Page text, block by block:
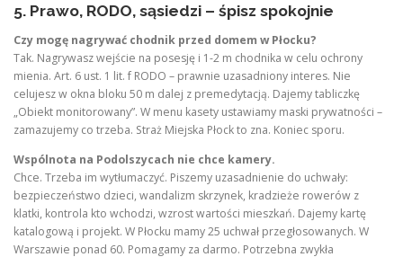
5. Prawo, RODO, sąsiedzi – śpisz spokojnie
Czy mogę nagrywać chodnik przed domem w Płocku?
Tak. Nagrywasz wejście na posesję i 1-2 m chodnika w celu ochrony
mienia. Art. 6 ust. 1 lit. f RODO – prawnie uzasadniony interes. Nie
celujesz w okna bloku 50 m dalej z premedytacją. Dajemy tabliczkę
„Obiekt monitorowany”. W menu kasety ustawiamy maski prywatności –
zamazujemy co trzeba. Straż Miejska Płock to zna. Koniec sporu.
Wspólnota na Podolszycach nie chce kamery.
Chce. Trzeba im wytłumaczyć. Piszemy uzasadnienie do uchwały:
bezpieczeństwo dzieci, wandalizm skrzynek, kradzieże rowerów z
klatki, kontrola kto wchodzi, wzrost wartości mieszkań. Dajemy kartę
katalogową i projekt. W Płocku mamy 25 uchwał przegłosowanych. W
Warszawie ponad 60. Pomagamy za darmo. Potrzebna zwykła